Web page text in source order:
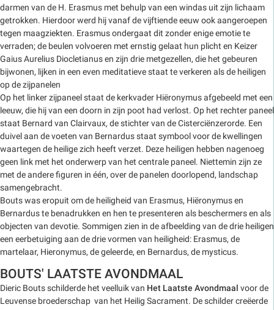
darmen van de H. Erasmus met behulp van een windas uit zijn lichaam
getrokken. Hierdoor werd hij vanaf de vijftiende eeuw ook aangeroepen
tegen maagziekten. Erasmus ondergaat dit zonder enige emotie te
verraden; de beulen volvoeren met ernstig gelaat hun plicht en Keizer
Gaius Aurelius Diocletianus en zijn drie metgezellen, die het gebeuren
bijwonen, lijken in een even meditatieve staat te verkeren als de heiligen
op de zijpanelen
Op het linker zijpaneel staat de kerkvader Hiëronymus afgebeeld met een
leeuw, die hij van een doorn in zijn poot had verlost. Op het rechter paneel
staat Bernard van Clairvaux, de stichter van de Cisterciënzerorde. Een
duivel aan de voeten van Bernardus staat symbool voor de kwellingen
waartegen de heilige zich heeft verzet. Deze heiligen hebben nagenoeg
geen link met het onderwerp van het centrale paneel. Niettemin zijn ze
met de andere figuren in één, over de panelen doorlopend, landschap
samengebracht.
Bouts was eropuit om de heiligheid van Erasmus, Hiëronymus en
Bernardus te benadrukken en hen te presenteren als beschermers en als
objecten van devotie. Sommigen zien in de afbeelding van de drie heiligen
een eerbetuiging aan de drie vormen van heiligheid: Erasmus, de
martelaar, Hieronymus, de geleerde, en Bernardus, de mysticus.
BOUTS' LAATSTE AVONDMAAL
Dieric Bouts schilderde het veelluik van Het Laatste Avondmaal voor de
Leuvense broederschap van het Heilig Sacrament. De schilder creëerde